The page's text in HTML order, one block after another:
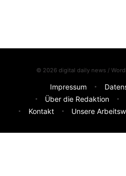
© 2026 digital daily news /
Impressum
Über die Redaktion
Kontakt
Unsere